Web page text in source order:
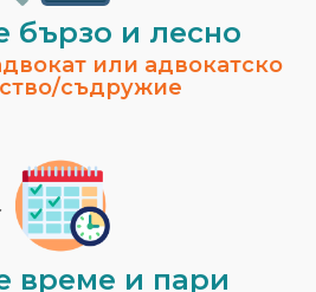
бързо и лесно
или адвокатско
съдружие
време и пари